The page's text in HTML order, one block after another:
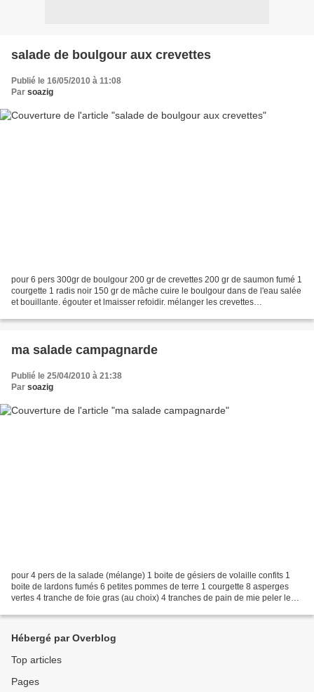
salade de boulgour aux crevettes
Publié le 16/05/2010 à 11:08
Par soazig
pour 6 pers 300gr de boulgour 200 gr de crevettes 200 gr de saumon fumé 1
courgette 1 radis noir 150 gr de mâche cuire le boulgour dans de l'eau salée
et bouillante. égouter et lmaisser refoidir. mélanger les crevettes
ma salade campagnarde
Publié le 25/04/2010 à 21:38
Par soazig
pour 4 pers de la salade (mélange) 1 boite de gésiers de volaille confits 1
boite de lardons fumés 6 petites pommes de terre 1 courgette 8 asperges
vertes 4 tranche de foie gras (au choix) 4 tranches de pain de mie peler les
Hébergé par Overblog
Top articles
Pages